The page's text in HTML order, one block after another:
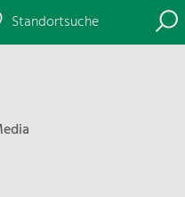
Standortsuche